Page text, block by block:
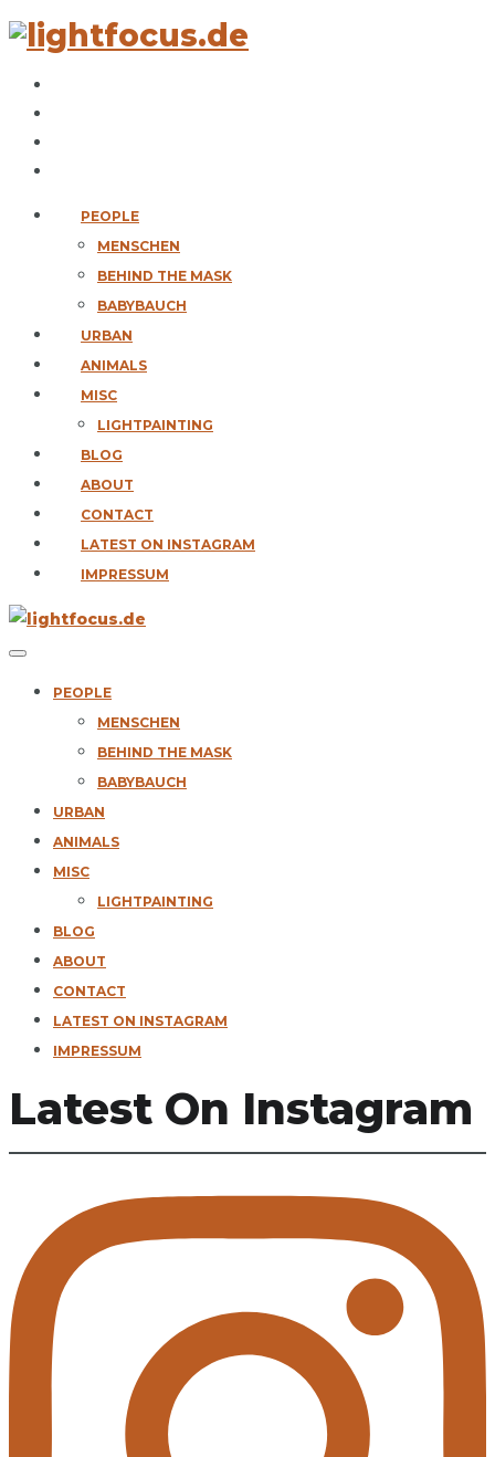
PEOPLE
MENSCHEN
BEHIND THE MASK
BABYBAUCH
URBAN
ANIMALS
MISC
LIGHTPAINTING
BLOG
ABOUT
CONTACT
LATEST ON INSTAGRAM
IMPRESSUM
PEOPLE
MENSCHEN
BEHIND THE MASK
BABYBAUCH
URBAN
ANIMALS
MISC
LIGHTPAINTING
BLOG
ABOUT
CONTACT
LATEST ON INSTAGRAM
IMPRESSUM
Latest On Instagram